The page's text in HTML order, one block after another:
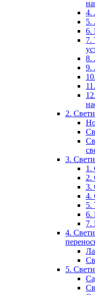
4.
5.
6.
7.
8.
9.
2.
3.
1.
2.
3.
4.
5.
6.
7.
4.
5.